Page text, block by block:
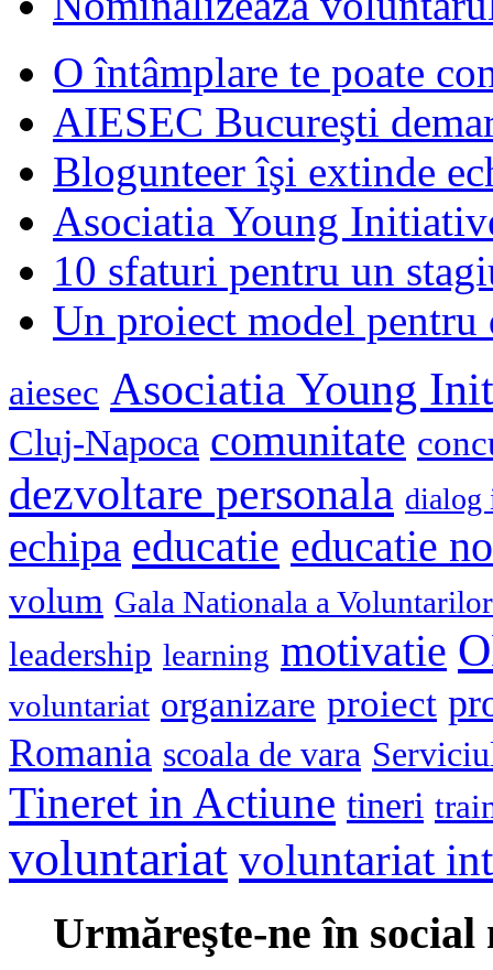
O întâmplare te poate
AIESEC Bucureşti
Blogunteer îşi extinde
Asociatia Young
10 sfaturi pentru un
Un proiect model
aiesec Asociatia Young
Cluj-Napoca comunitate
dezvoltare personala dialog
echipa educatie educatie
volum Gala Nationala a Voluntarilor
leadership learning motivatie
voluntariat organizare proiect
Romania scoala de vara
Tineret in Actiune tineri
voluntariat voluntariat
Urmăreşte-ne în social